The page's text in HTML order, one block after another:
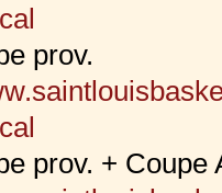
prov.
prov. + Coupe